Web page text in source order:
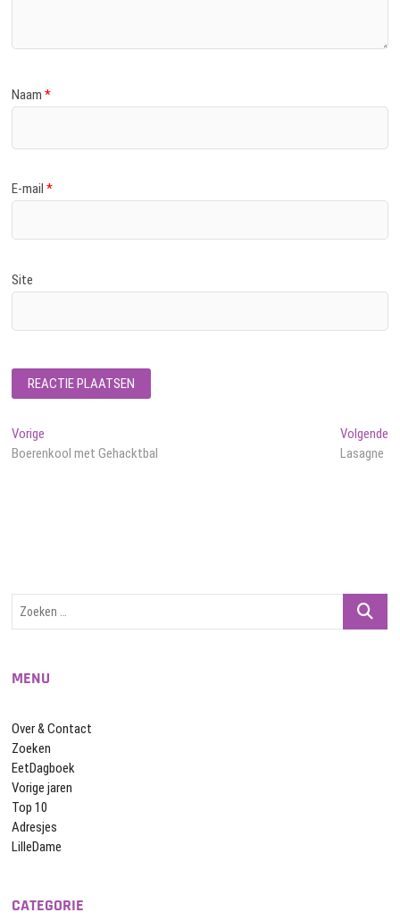
Naam*
E-mail*
Site
Bericht
navigatie
Vorige
bericht:
Boerenkool met Gehacktbal
Volgende
Lasagne
Zoeken
MENU
Over & Contact
Zoeken
EetDagboek
Vorige jaren
Top 10
Adresjes
LilleDame
CATEGORIE